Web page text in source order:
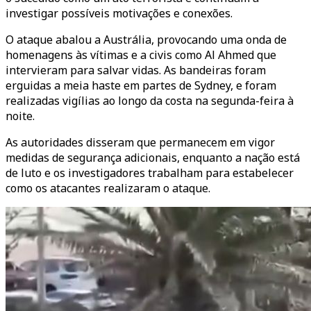
investigar possíveis motivações e conexões.
O ataque abalou a Austrália, provocando uma onda de
homenagens às vítimas e a civis como Al Ahmed que
intervieram para salvar vidas. As bandeiras foram
erguidas a meia haste em partes de Sydney, e foram
realizadas vigílias ao longo da costa na segunda-feira à
noite.
As autoridades disseram que permanecem em vigor
medidas de segurança adicionais, enquanto a nação está
de luto e os investigadores trabalham para estabelecer
como os atacantes realizaram o ataque.